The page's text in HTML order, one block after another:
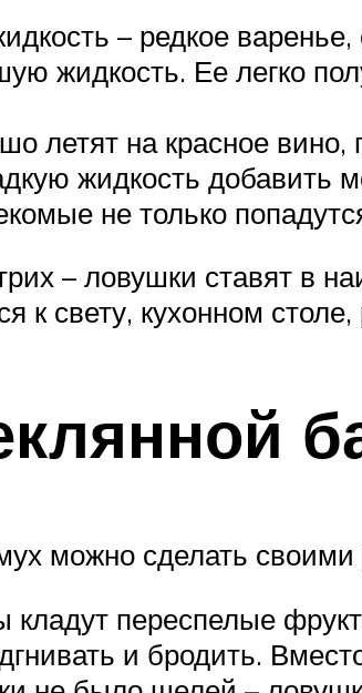
– редкое
жидкость. Ее легко
летят на красное вино,
жидкость добавить
не только
– ловушки ставят в
к свету, кухонном
можно сделать своими
кладут переспелые
и бродить.